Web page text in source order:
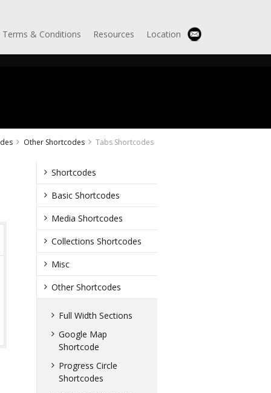
Terms & Conditions Resources Location
Other Shortcodes Tabs Shortcodes
Shortcodes
Basic Shortcodes
Media Shortcodes
Collections Shortcodes
Misc
Other Shortcodes
Full Width Sections
Google Map
Shortcode
Progress Circle
Shortcodes